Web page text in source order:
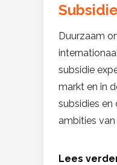
Duurzaam
subsidie
markt en in
subsidies en
ambities
Lees